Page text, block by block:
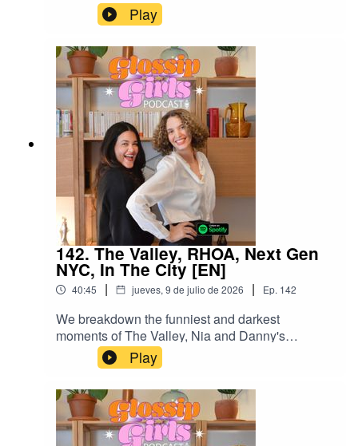
discuss:The Love Island finale The showdown
dinner between Shamea and Porsha on
RHOAJay-Z being 3 hours late to his concert but
bringing Rihanna out on the stage Million Dollar
Nannies Make sure to comment, follow and rate
both of our podcasts. We appreciate it!
Play
142. The Valley, RHOA, Next Gen
NYC, In The City [EN]
40:45 | jueves, 9 de julio de 2026 | Ep. 142
We breakdown the funniest and darkest
moments of The Valley, Nia and Danny's
relationship is still a red flag, Janet shares
something very personal, Kristen and Luke are
still struggling and Lala is ready to go POP POP
POP. I also talked about what an amazing
season RHOA is having, glad that Next Gen NYC
is back.
Play